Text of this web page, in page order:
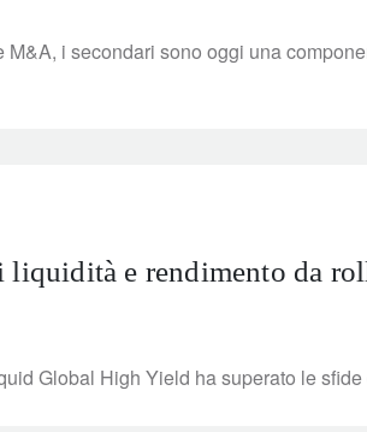
i secondari sono oggi una
e rendimento da
Global High Yield ha superato le